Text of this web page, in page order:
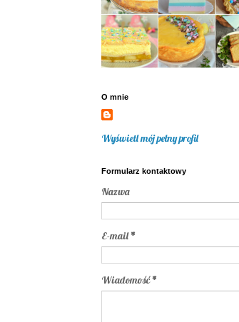
O mnie
Wyświetl mój pełny profil
Formularz kontaktowy
Nazwa
E-mail*
Wiadomość*